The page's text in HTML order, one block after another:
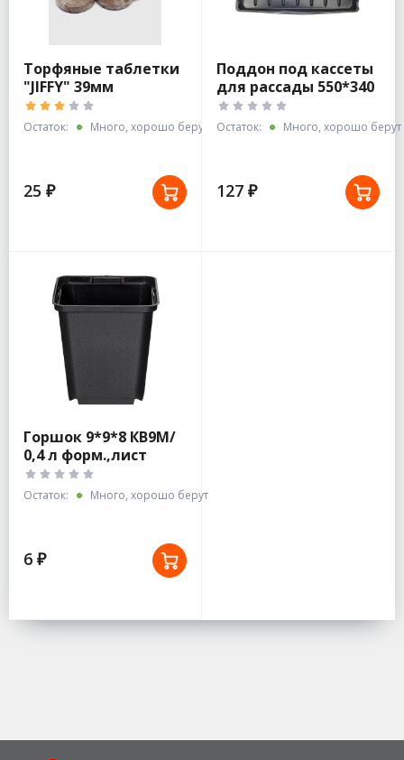
Торфяные таблетки
"JIFFY" 39мм
Остаток: Много, хорошо берут
25 ₽
Поддон под кассеты
для рассады 550*340
стандарт
Остаток: Много, хорошо берут
127 ₽
Горшок 9*9*8 КВ9М/
0,4 л форм.,лист
0,7.,полипроп, черн.
Остаток: Много, хорошо берут
6 ₽